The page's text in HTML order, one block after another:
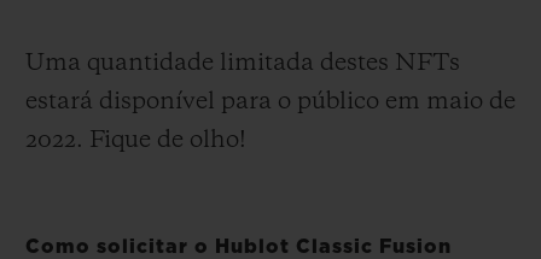
Uma quantidade limitada destes NFTs
estará disponível para o público em maio de
2022. Fique de olho!
Como solicitar o Hublot Classic Fusion